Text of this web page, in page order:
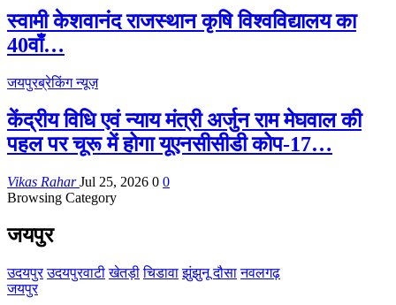
स्वामी केशवानंद राजस्थान कृषि विश्वविद्यालय का
40वाँ…
जयपुरब्रेकिंग न्यूज़
केंद्रीय विधि एवं न्याय मंत्री अर्जुन राम मेघवाल की
पहल पर चूरू में होगा यूएनसीसीडी कोप-17…
Vikas RaharJul 25, 2026 0 0
Browsing Category
जयपुर
उदयपुर उदयपुरवाटी खेतड़ी चिडावा झुंझुनू दौसा नवलगढ़
जयपुर